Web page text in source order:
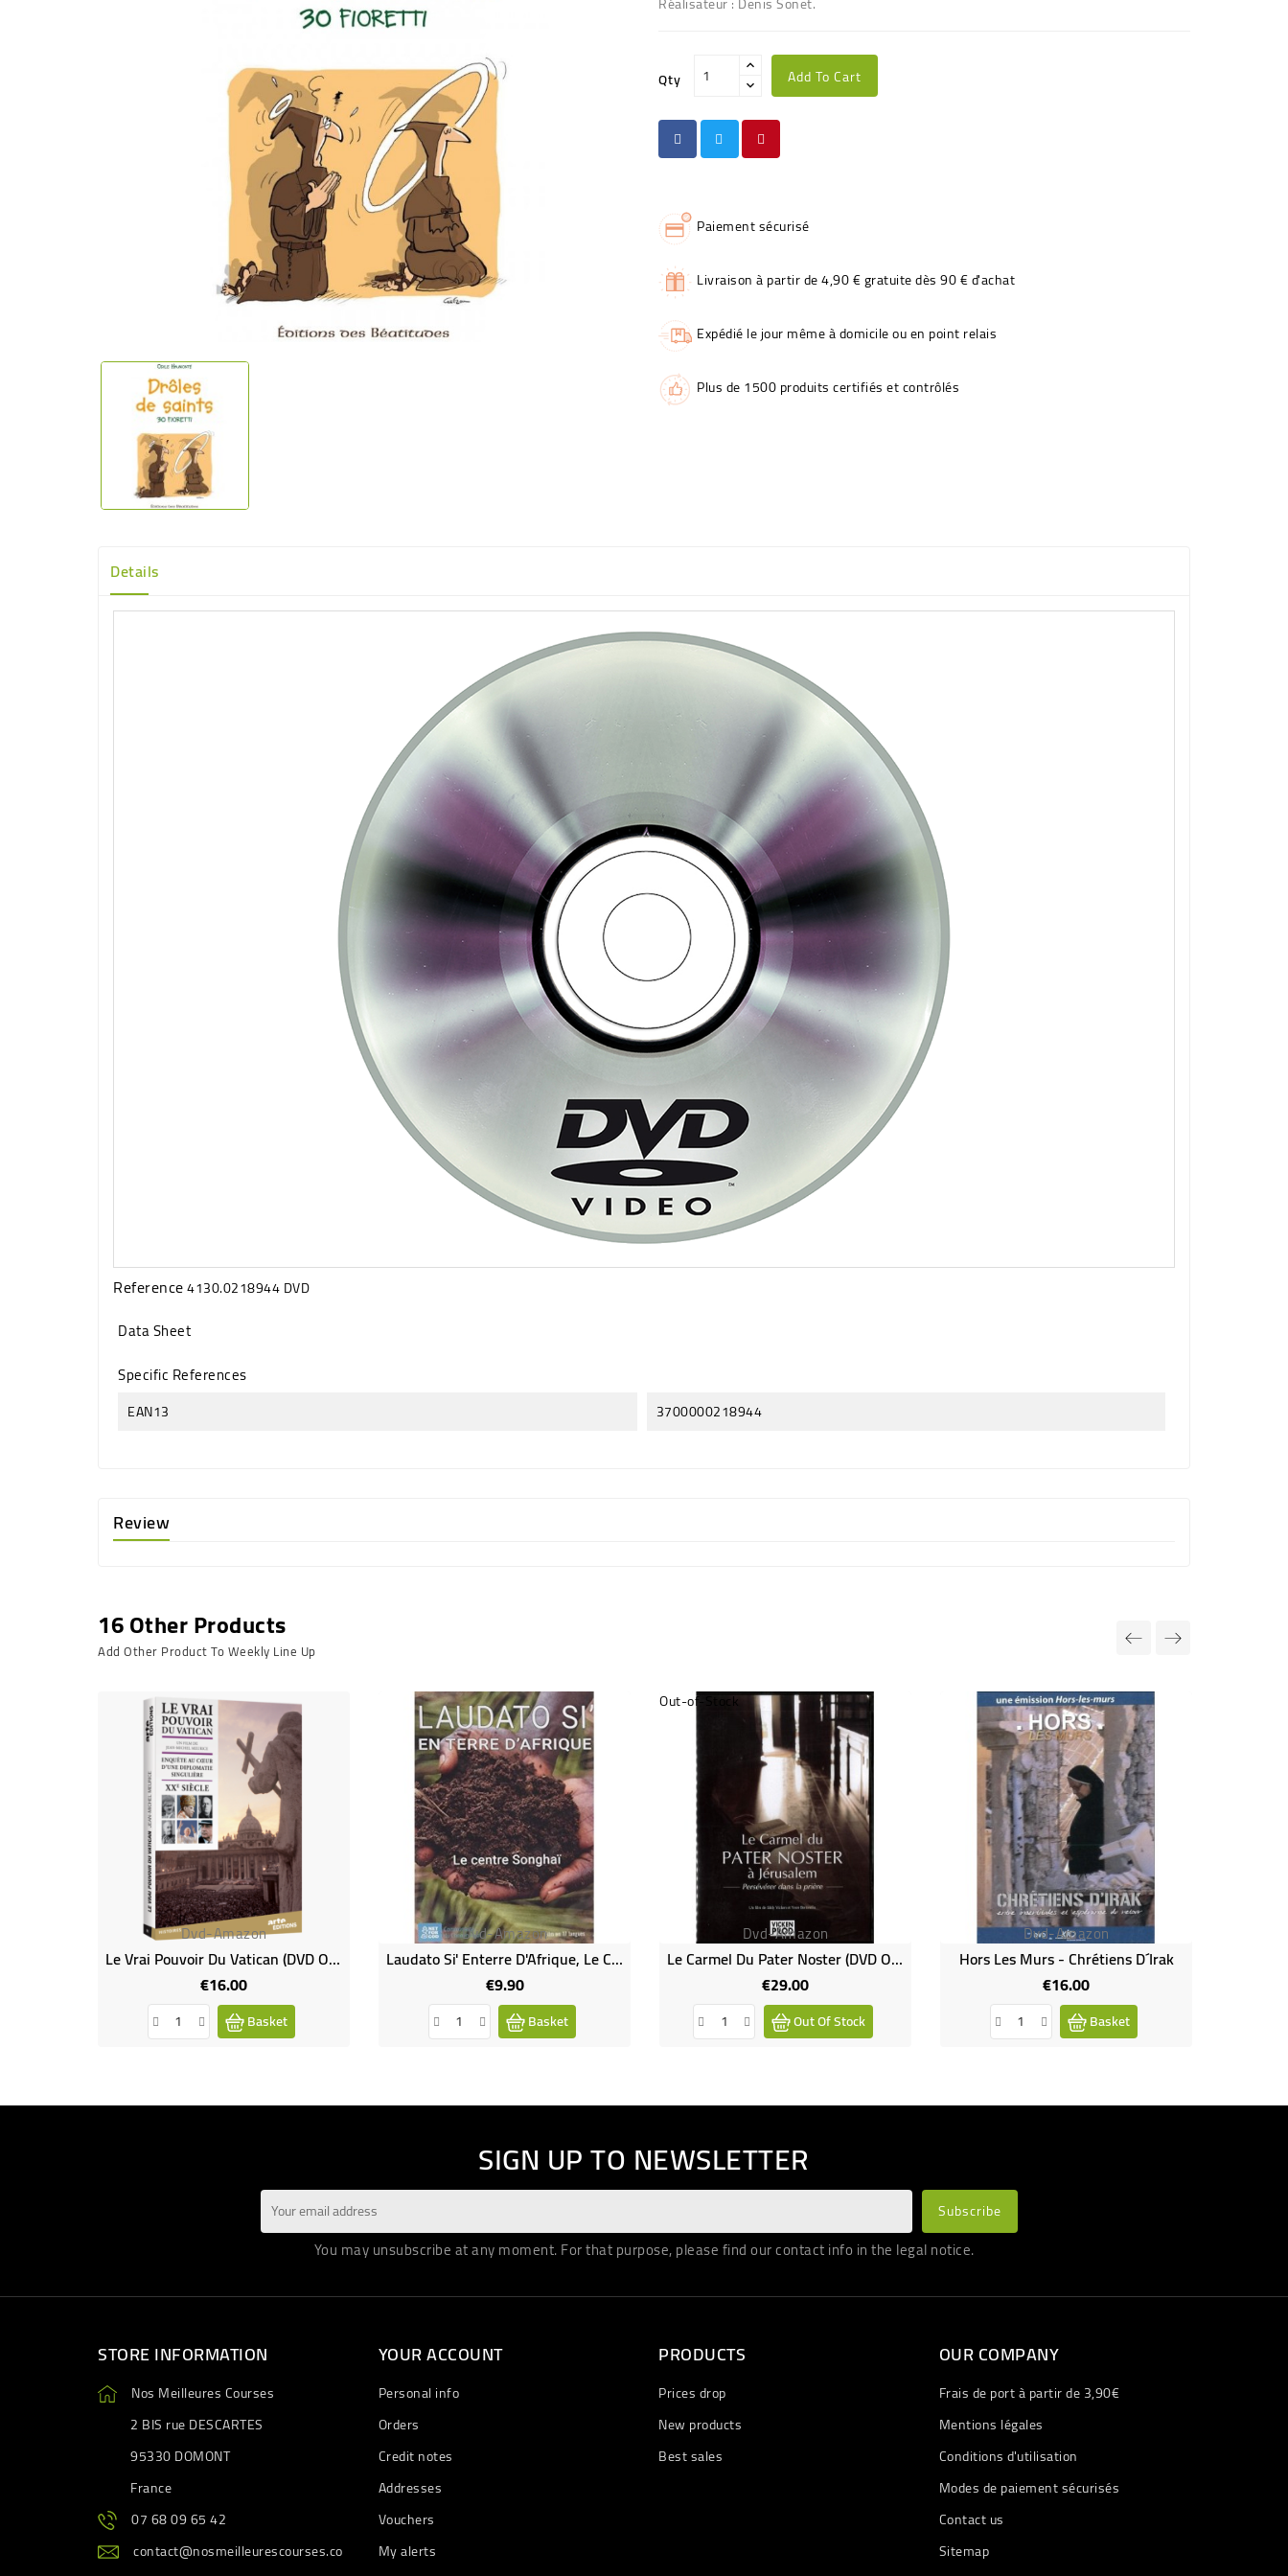
Qty Add To Cart
Paiement sécurisé
Livraison à partir de 4,90 € gratuite dès 90 € d'achat
Expédié le jour même à domicile ou en point relais
Plus de 1500 produits certifiés et contrôlés
Details
Reference4130.0218944 DVD
Data Sheet
Specific References
EAN13 3700000218944
Review
16 Other Products
Add Other Product To Weekly Line Up
Dvd-Amazon
Le Vrai Pouvoir Du Vatican (DVD Occasion)
€16.00Price
Basket
Dvd-Amazon
Laudato Si' Enterre D'Afrique, Le Centre Songhaï
€9.90Price
Basket
Out-of-Stock
Dvd-Amazon
Le Carmel Du Pater Noster (DVD Occasion)
€29.00Price
Out Of Stock
Dvd-Amazon
Hors Les Murs - Chrétiens D´Irak
€16.00Price
Basket
SIGN UP TO NEWSLETTER
You may unsubscribe at any moment. For that purpose, please find our contact info in the legal notice.
STORE INFORMATION
Nos Meilleures Courses
2 BIS rue DESCARTES
95330 DOMONT
France
07 68 09 65 42
contact@nosmeilleurescourses.co
YOUR ACCOUNT
Personal info
Orders
Credit notes
Addresses
Vouchers
My alerts
PRODUCTS
Prices drop
New products
Best sales
OUR COMPANY
Frais de port à partir de 3,90€
Mentions légales
Conditions d'utilisation
Modes de paiement sécurisés
Contact us
Sitemap